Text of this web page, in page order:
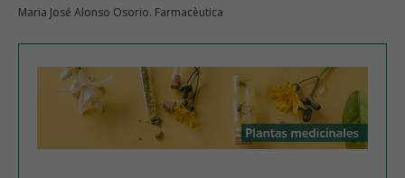
Maria José Alonso Osorio. Farmacèutica